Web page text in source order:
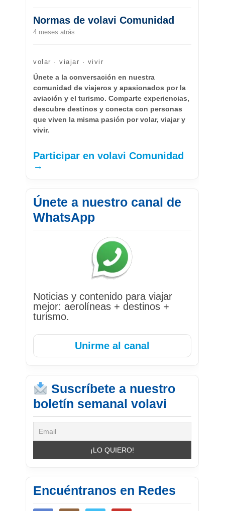
Normas de volavi Comunidad
4 meses atrás
volar · viajar · vivir
Únete a la conversación en nuestra
comunidad de viajeros y apasionados por la
aviación y el turismo. Comparte experiencias,
descubre destinos y conecta con personas
que viven la misma pasión por volar, viajar y
vivir.
Participar en volavi Comunidad
→
Únete a nuestro canal de
WhatsApp
Noticias y contenido para viajar
mejor: aerolíneas + destinos +
turismo.
Unirme al canal
Suscríbete a nuestro
boletín semanal volavi
Encuéntranos en Redes